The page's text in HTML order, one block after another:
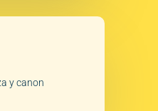
y canon